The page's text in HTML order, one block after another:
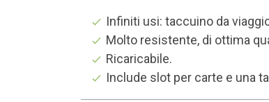
Infiniti usi: taccuino da
Molto resistente, di ottima
Ricaricabile.
Include slot per carte e una